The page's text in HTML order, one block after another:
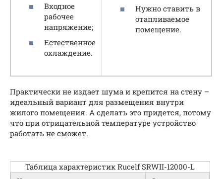
Входное
рабочее
напряжение;
Естественное
охлаждение.
Нужно ставить в
отапливаемое
помещение.
Практически не издает шума и крепится на стену –
идеальный вариант для размещения внутри
жилого помещения. А сделать это придется, потому
что при отрицательной температуре устройство
работать не сможет.
Таблица характеристик Rucelf SRWII-12000-L